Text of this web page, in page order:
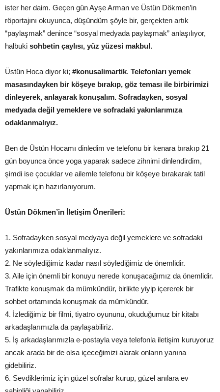
ister her daim. Geçen gün Ayşe Arman ve Üstün Dökmen’in
röportajını okuyunca, düşündüm şöyle bir, gerçekten artık
“paylaşmak” denince “sosyal medyada paylaşmak” anlaşılıyor,
halbuki sohbetin çaylısı, yüz yüzesi makbul.
Üstün Hoca diyor ki; #konusalimartik. Telefonları yemek
masasındayken bir köşeye bırakıp, göz teması ile birbirimizi
dinleyerek, anlayarak konuşalım. Sofradayken, sosyal
medyada değil yemeklere ve sofradaki yakınlarımıza
odaklanmalıyız.
Ben de Üstün Hocamı dinledim ve telefonu bir kenara bırakıp 21
gün boyunca önce yoga yaparak sadece zihnimi dinlendirdim,
şimdi ise çocuklar ve ailemle telefonu bir köşeye bırakarak tatil
yapmak için hazırlanıyorum.
Üstün Dökmen’in İletişim Önerileri:
1. Sofradayken sosyal medyaya değil yemeklere ve sofradaki
yakınlarımıza odaklanmalıyız.
2. Ne söylediğimiz kadar nasıl söylediğimiz de önemlidir.
3. Aile için önemli bir konuyu nerede konuşacağımız da önemlidir.
Trafikte konuşmak da mümkündür, birlikte yiyip içererek bir
sohbet ortamında konuşmak da mümkündür.
4. İzlediğimiz bir filmi, tiyatro oyununu, okuduğumuz bir kitabı
arkadaşlarımızla da paylaşabiliriz.
5. İş arkadaşlarımızla e-postayla veya telefonla iletişim kuruyoruz
ancak arada bir de olsa içeceğimizi alarak onların yanına
gidebiliriz.
6. Sevdiklerimiz için güzel sofralar kurup, güzel anılara ev